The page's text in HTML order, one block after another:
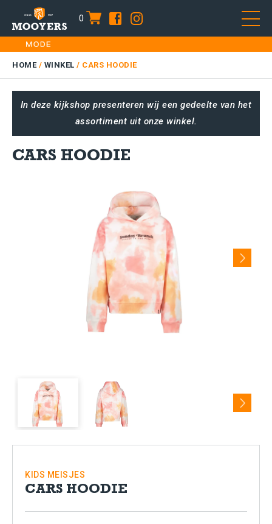
0 item
Skip
to
content
HOME
DAMES
KIDS
PLUS SIZE
HOME/ WINKEL / CARS HOODIE
In deze kijkshop presenteren wij een gedeelte van het
assortiment uit onze winkel.
CARS HOODIE
Next
Next
KIDS MEISJES
CARS HOODIE